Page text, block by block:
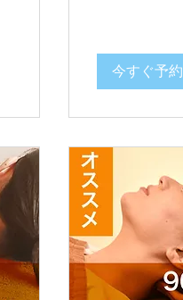
今すぐ予約